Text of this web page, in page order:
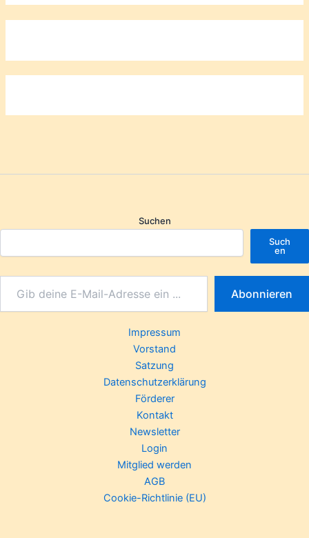
Suchen
Such
en
Abonnieren
Impressum
Vorstand
Satzung
Datenschutzerklärung
Förderer
Kontakt
Newsletter
Login
Mitglied werden
AGB
Cookie-Richtlinie (EU)